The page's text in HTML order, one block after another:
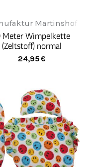
Martinshof
Meter Wimpelkette
(Zeltstoff) normal
24,95€